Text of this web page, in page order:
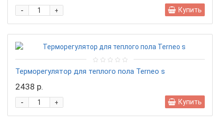
+
- Купить
Терморегулятор для теплого пола Terneo s
2438 р.
+
- Купить